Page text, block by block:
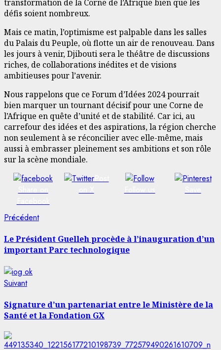
transformation de la Corne de l’Afrique bien que les
défis soient nombreux.
Mais ce matin, l’optimisme est palpable dans les salles
du Palais du Peuple, où flotte un air de renouveau. Dans
les jours à venir, Djibouti sera le théâtre de discussions
riches, de collaborations inédites et de visions
ambitieuses pour l’avenir.
Nous rappelons que ce Forum d’Idées 2024 pourrait
bien marquer un tournant décisif pour une Corne de
l’Afrique en quête d’unité et de stabilité. Car ici, au
carrefour des idées et des aspirations, la région cherche
non seulement à se réconcilier avec elle-même, mais
aussi à embrasser pleinement ses ambitions et son rôle
sur la scène mondiale.
Post
Navigation
d’article
PrécédentArticle
Le Président Guelleh procède à l’inauguration d’un
important Parc technologique
SuivantArticle
Signature d’un partenariat entre le Ministère de la
Santé et la Fondation GX